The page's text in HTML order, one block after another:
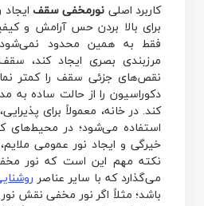
کاربرد اصلی نورمخفی سقف
برای بالا بردن حس آرامش و
فقط به همین محدود
مرزبندی بصری ایجاد کند،
نقص‌های جزئی سقف را کمتر
دکوراسیون را از حالت ساده به
کند. در خانه، معمولاً برای
استفاده می‌شود؛ در محیط‌های
خیرگی و ایجاد نور عمومی
نکته مهم این است که نور
می‌گذارد که با سایر عناصر
باشد؛ مثلاً اگر نور مخفی نقش